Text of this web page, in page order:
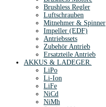
Brushless Regler
Luftschrauben
Mitnehmer & Spinner
Impeller (EDF)
Antriebssets
Zubehör Antrieb
Ersatzteile Antrieb
AKKUS & LADEGER.
LiPo
Li-Ion
LiFe
NiCd
NiMh